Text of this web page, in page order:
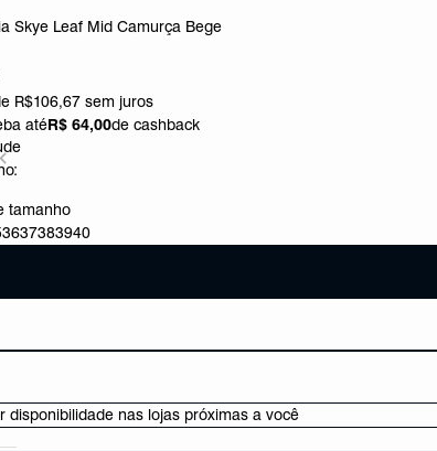
Skye Leaf Mid Camurça Bege
R$106,67 sem juros
atéR$ 64,00de cashback
tamanho
3637383940
disponibilidade nas lojas próximas a você